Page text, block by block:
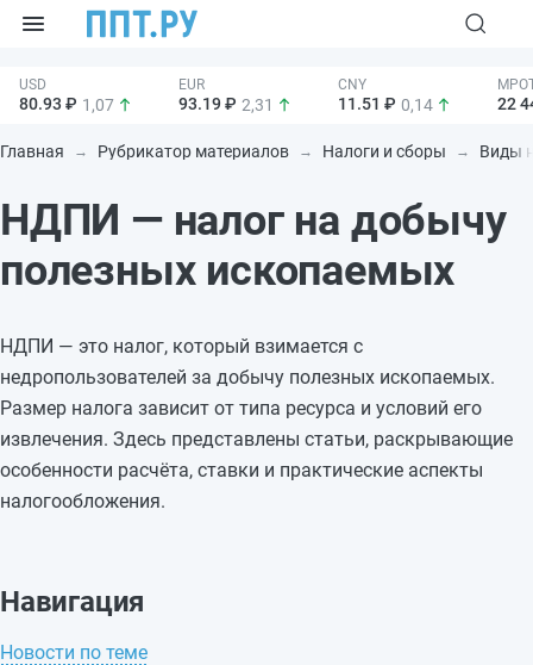
80.93 ₽ 1,07 93.19 ₽ 2,31 11.51 ₽ 0,14 22
Главная Рубрикатор материалов Налоги и сборы Виды
НДПИ — налог на добычу
полезных ископаемых
НДПИ — это налог, который взимается с
недропользователей за добычу полезных ископаемых.
Размер налога зависит от типа ресурса и условий его
извлечения. Здесь представлены статьи, раскрывающие
особенности расчёта, ставки и практические аспекты
налогообложения.
Навигация
Новости по теме